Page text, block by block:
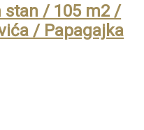
stan / 105 m2 /
/ Papagajka